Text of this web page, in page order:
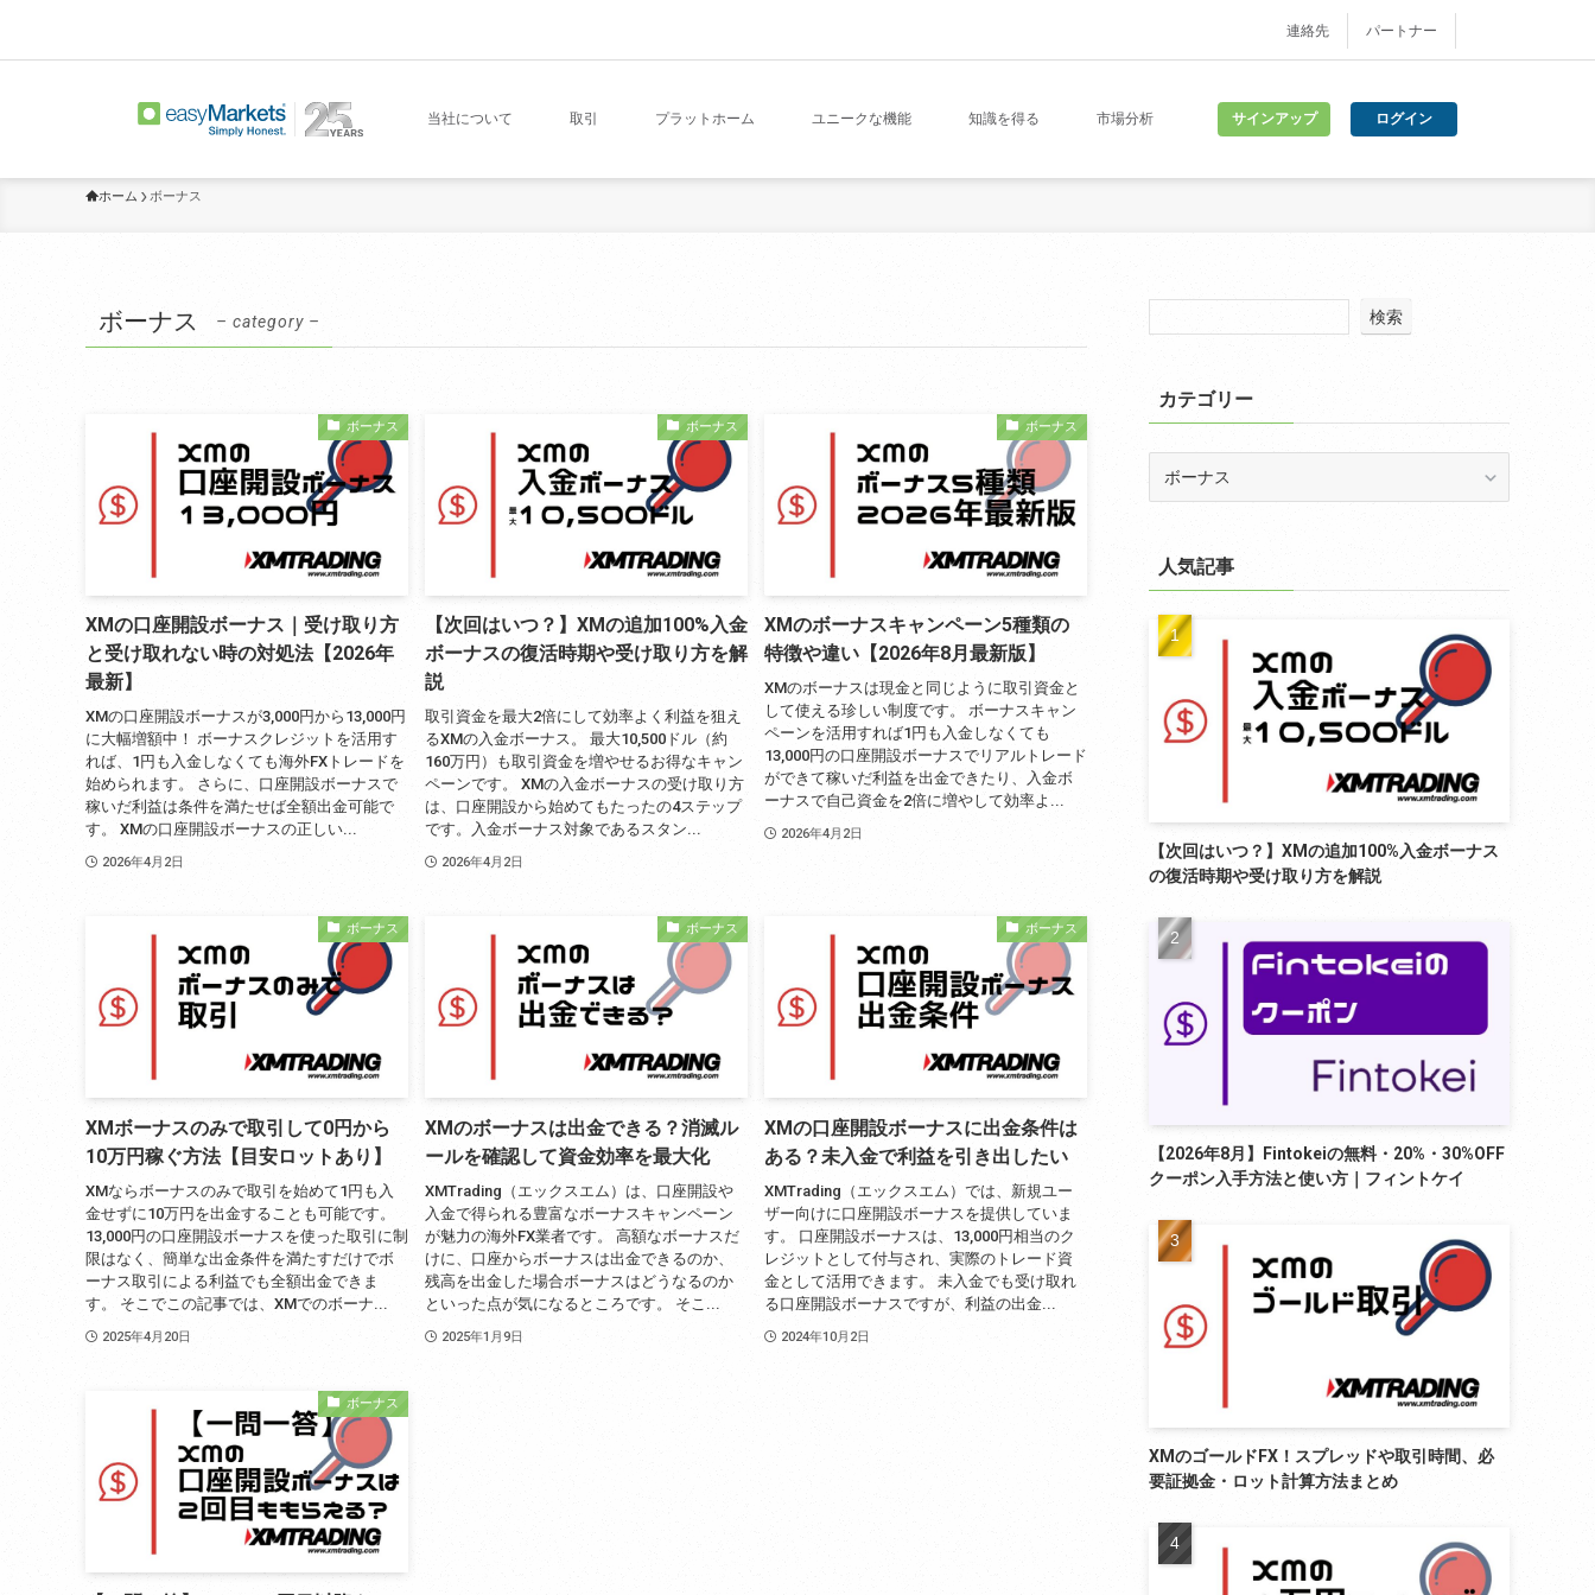
連絡先 パートナー
当社について 取引 プラットホーム ユニークな機能 知識を得る 市場分析 サインアップ ログイン
ホーム ボーナス
ボーナス – category –
ボーナス
XMの口座開設ボーナス｜受け取り方
と受け取れない時の対処法【2026年
最新】
XMの口座開設ボーナスが3,000円から13,000円
に大幅増額中！ ボーナスクレジットを活用す
れば、1円も入金しなくても海外FXトレードを
始められます。 さらに、口座開設ボーナスで
稼いだ利益は条件を満たせば全額出金可能で
す。 XMの口座開設ボーナスの正しい...
2026年4月2日
ボーナス
【次回はいつ？】XMの追加100%入金
ボーナスの復活時期や受け取り方を解
説
取引資金を最大2倍にして効率よく利益を狙え
るXMの入金ボーナス。 最大10,500ドル（約
160万円）も取引資金を増やせるお得なキャン
ペーンです。 XMの入金ボーナスの受け取り方
は、口座開設から始めてもたったの4ステップ
です。入金ボーナス対象であるスタン...
2026年4月2日
ボーナス
XMのボーナスキャンペーン5種類の
特徴や違い【2026年8月最新版】
XMのボーナスは現金と同じように取引資金と
して使える珍しい制度です。 ボーナスキャン
ペーンを活用すれば1円も入金しなくても
13,000円の口座開設ボーナスでリアルトレード
ができて稼いだ利益を出金できたり、入金ボ
ーナスで自己資金を2倍に増やして効率よ...
2026年4月2日
ボーナス
XMボーナスのみで取引して0円から
10万円稼ぐ方法【目安ロットあり】
XMならボーナスのみで取引を始めて1円も入
金せずに10万円を出金することも可能です。
13,000円の口座開設ボーナスを使った取引に制
限はなく、簡単な出金条件を満たすだけでボ
ーナス取引による利益でも全額出金できま
す。 そこでこの記事では、XMでのボーナ...
2025年4月20日
ボーナス
XMのボーナスは出金できる？消滅ル
ールを確認して資金効率を最大化
XMTrading（エックスエム）は、口座開設や
入金で得られる豊富なボーナスキャンペーン
が魅力の海外FX業者です。 高額なボーナスだ
けに、口座からボーナスは出金できるのか、
残高を出金した場合ボーナスはどうなるのか
といった点が気になるところです。 そこ...
2025年1月9日
ボーナス
XMの口座開設ボーナスに出金条件は
ある？未入金で利益を引き出したい
XMTrading（エックスエム）では、新規ユー
ザー向けに口座開設ボーナスを提供していま
す。 口座開設ボーナスは、13,000円相当のク
レジットとして付与され、実際のトレード資
金として活用できます。 未入金でも受け取れ
る口座開設ボーナスですが、利益の出金...
2024年10月2日
ボーナス
検索
カテゴリー
人気記事
【次回はいつ？】XMの追加100%入金ボーナス
の復活時期や受け取り方を解説
【2026年8月】Fintokeiの無料・20%・30%OFF
クーポン入手方法と使い方｜フィントケイ
XMのゴールドFX！スプレッドや取引時間、必
要証拠金・ロット計算方法まとめ